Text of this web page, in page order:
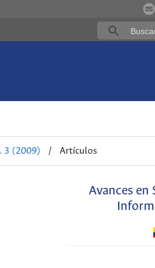
3 (2009) / Artículos
Avances en